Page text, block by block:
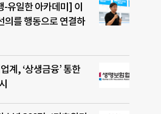
-유일한 아카데미] 이
의를 행동으로 연결하
계, ‘상생금융’ 통한